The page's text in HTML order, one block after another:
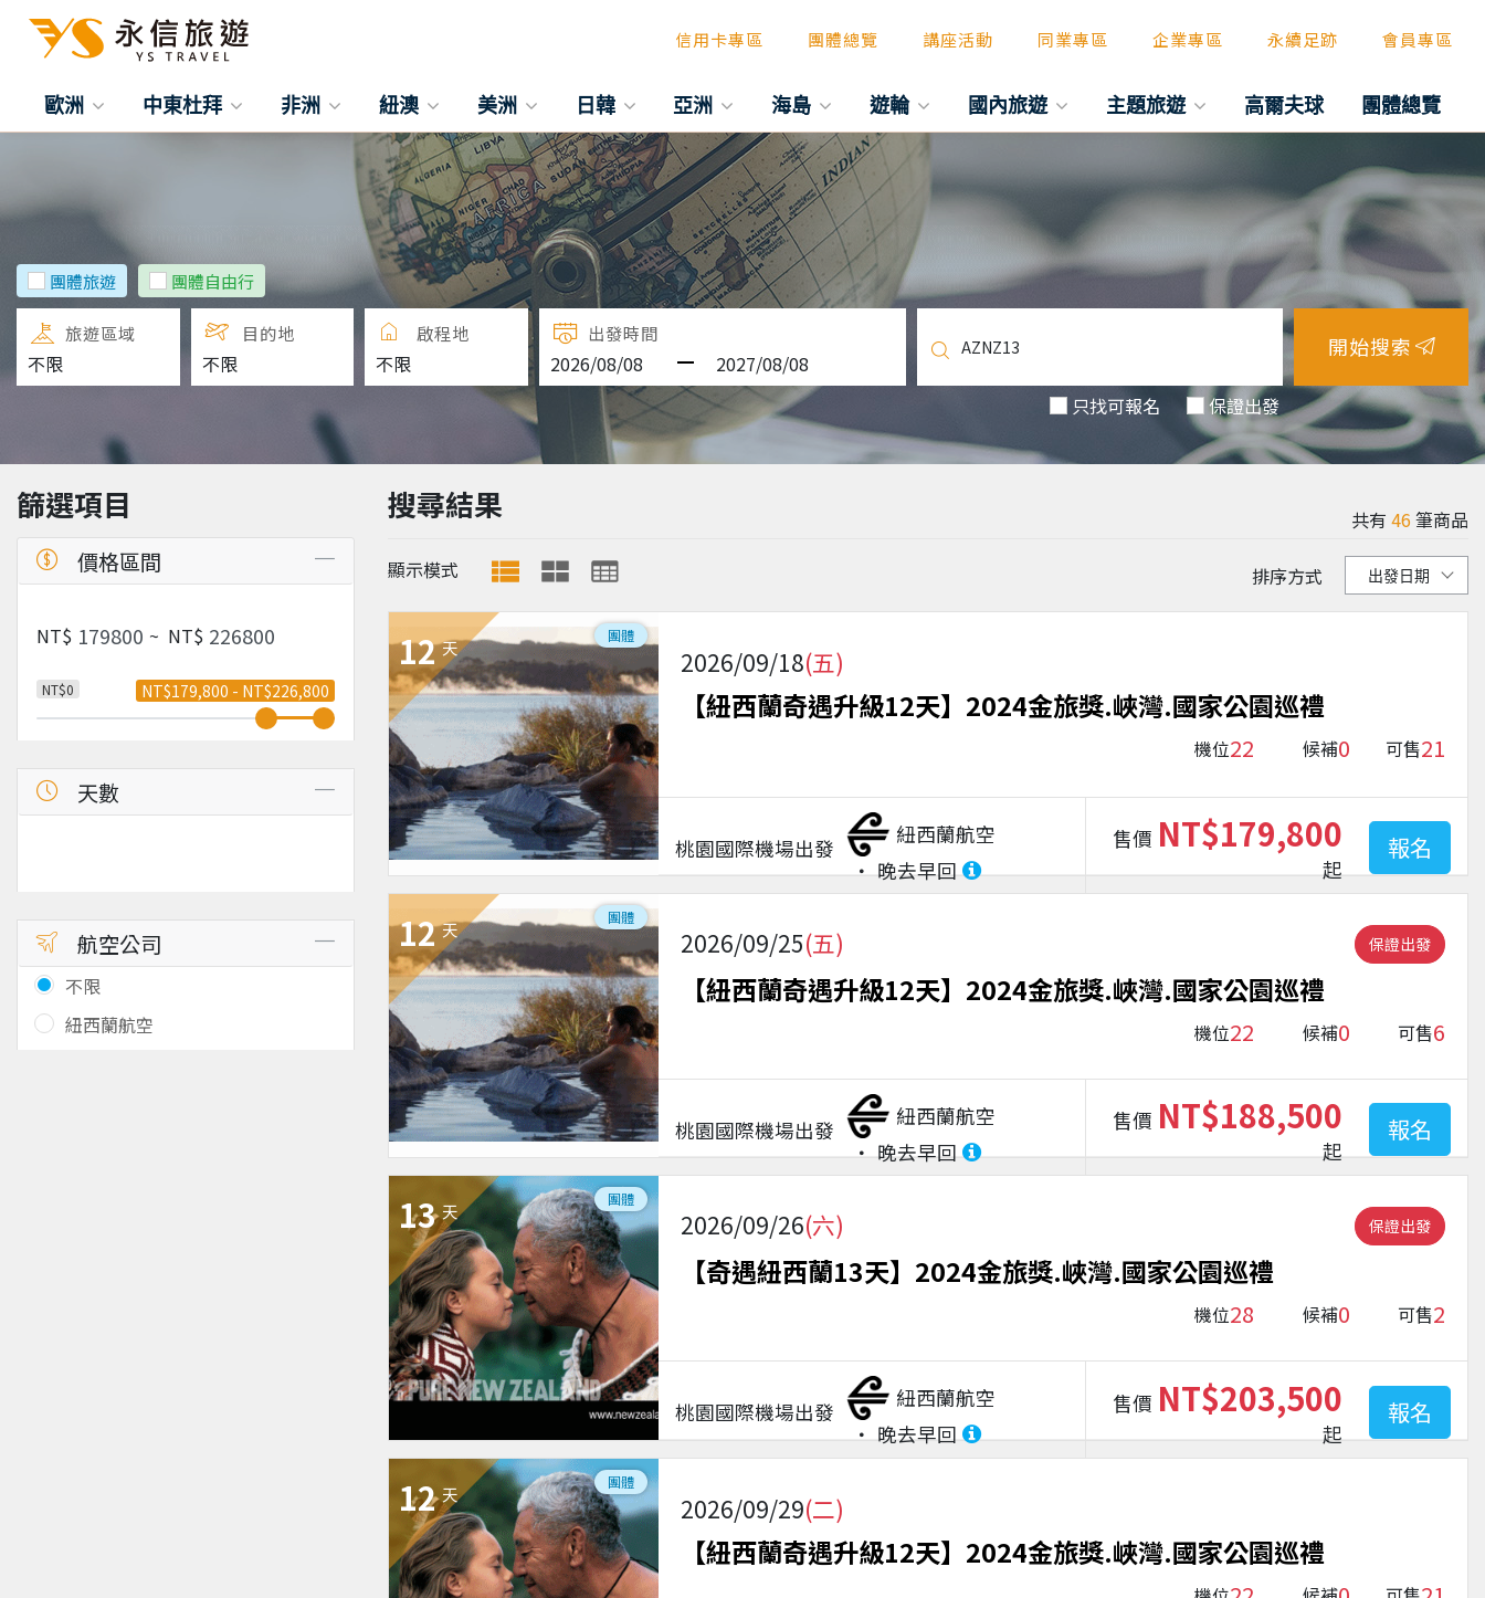
信用卡專區 團體總覽 講座活動 同業專區 企業專區 永續足跡 會員專區
歐洲 中東杜拜 非洲 紐澳 美洲 日韓 亞洲 海島 遊輪 國內旅遊 主題旅遊 高爾夫球 團體總覽
團體旅遊 團體自由行
旅遊區域 目的地 啟程地 出發時間
只找可報名 保證出發
開始搜索
篩選項目
價格區間
NT$ ~ NT$
NT$0 NT$179,800 - NT$226,800
天數
航空公司
不限
紐西蘭航空
搜尋結果 共有 46 筆商品
顯示模式
排序方式
12 天
團體
2026/09/18(五)
【紐西蘭奇遇升級12天】2024金旅獎.峽灣.國家公園巡禮
機位22 候補0 可售21
桃園國際機場出發
紐西蘭航空
晚去早回
售價 NT$179,800
起
報名
12 天
團體
2026/09/25(五) 保證出發
【紐西蘭奇遇升級12天】2024金旅獎.峽灣.國家公園巡禮
機位22 候補0 可售6
桃園國際機場出發
紐西蘭航空
晚去早回
售價 NT$188,500
起
報名
13 天
團體
2026/09/26(六) 保證出發
【奇遇紐西蘭13天】2024金旅獎.峽灣.國家公園巡禮
機位28 候補0 可售2
桃園國際機場出發
紐西蘭航空
晚去早回
售價 NT$203,500
起
報名
12 天
團體
2026/09/29(二)
【紐西蘭奇遇升級12天】2024金旅獎.峽灣.國家公園巡禮